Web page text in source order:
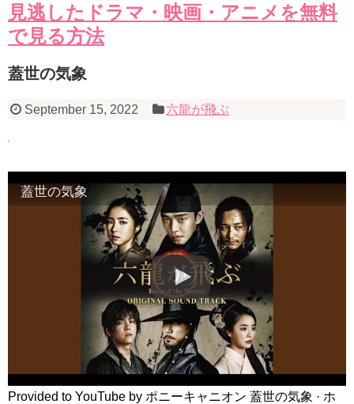
見逃したドラマ・映画・アニメを無料
で見る方法
蓋世の気象
September 15, 2022 六龍が飛ぶ
蓋世の気象
Provided to YouTube by ポニーキャニオン 蓋世の気象 · ホ